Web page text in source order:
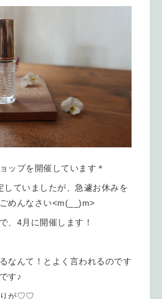
ップを開催しています＊
していましたが、急遽お休みを
めんなさい<m(__)m>
、4月に開催します！
なんて！とよく言われるのです
す♪
りが♡♡